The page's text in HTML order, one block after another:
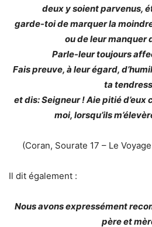
deux y soient parvenus,
garde-toi de marquer la
ou de leur manquer
Parle-leur toujours
Fais preuve, à leur égard,
ta
et dis: Seigneur ! Aie pitié d’eux
moi, lorsqu’ils
(Coran, Sourate 17 – Le
Il dit également :
Nous avons expressément
père et